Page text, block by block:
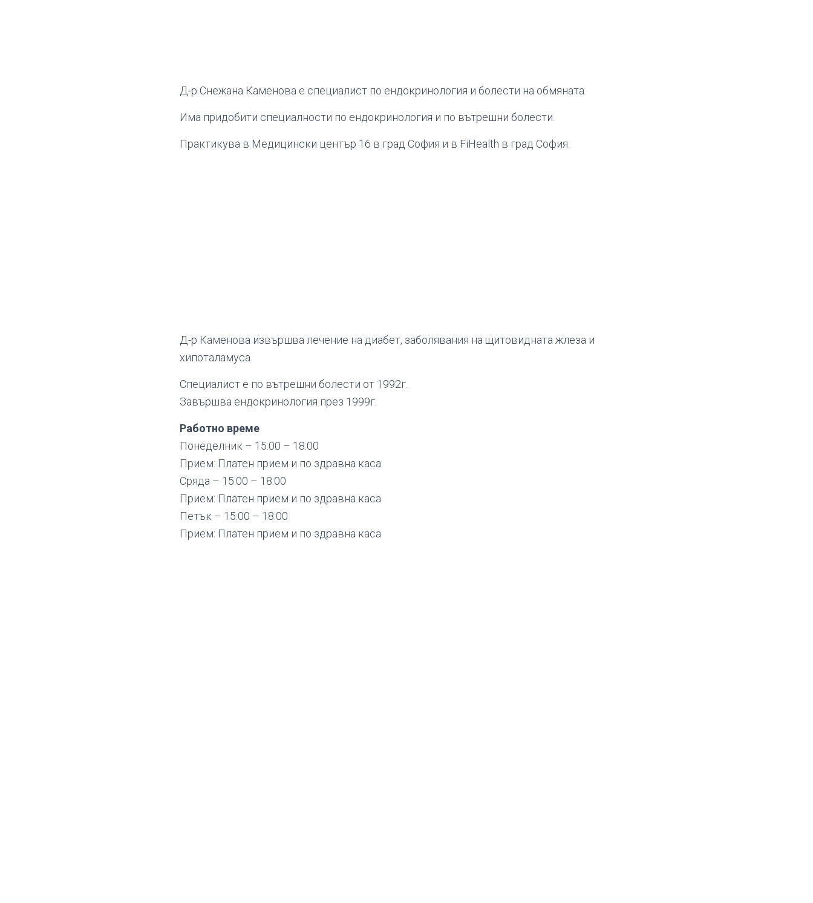
Д-р Снежана Каменова е специалист по ендокринология и болести на обмяната.
Има придобити специалности по ендокринология и по вътрешни болести.
Практикува в Медицински център 16 в град София и в FiHealth в град София.
Д-р Каменова извършва лечение на диабет, заболявания на щитовидната жлеза и
хипоталамуса.
Специалист е по вътрешни болести от 1992г.
Завършва ендокринология през 1999г.
Работно време
Понеделник – 15:00 – 18:00
Прием: Платен прием и по здравна каса
Сряда – 15:00 – 18:00
Прием: Платен прием и по здравна каса
Петък – 15:00 – 18:00
Прием: Платен прием и по здравна каса